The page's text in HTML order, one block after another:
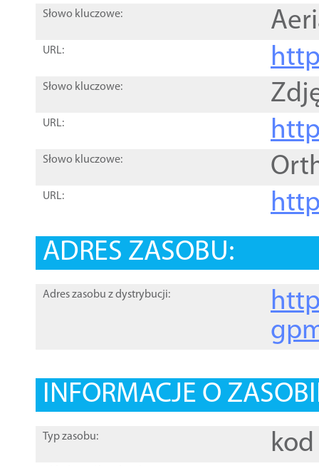
Słowo kluczowe:
URL:
Słowo kluczowe:
URL:
Słowo kluczowe:
URL:
ADRES ZASOBU:
Adres zasobu z dystrybucji:
INFORMACJE O
Typ zasobu: kod